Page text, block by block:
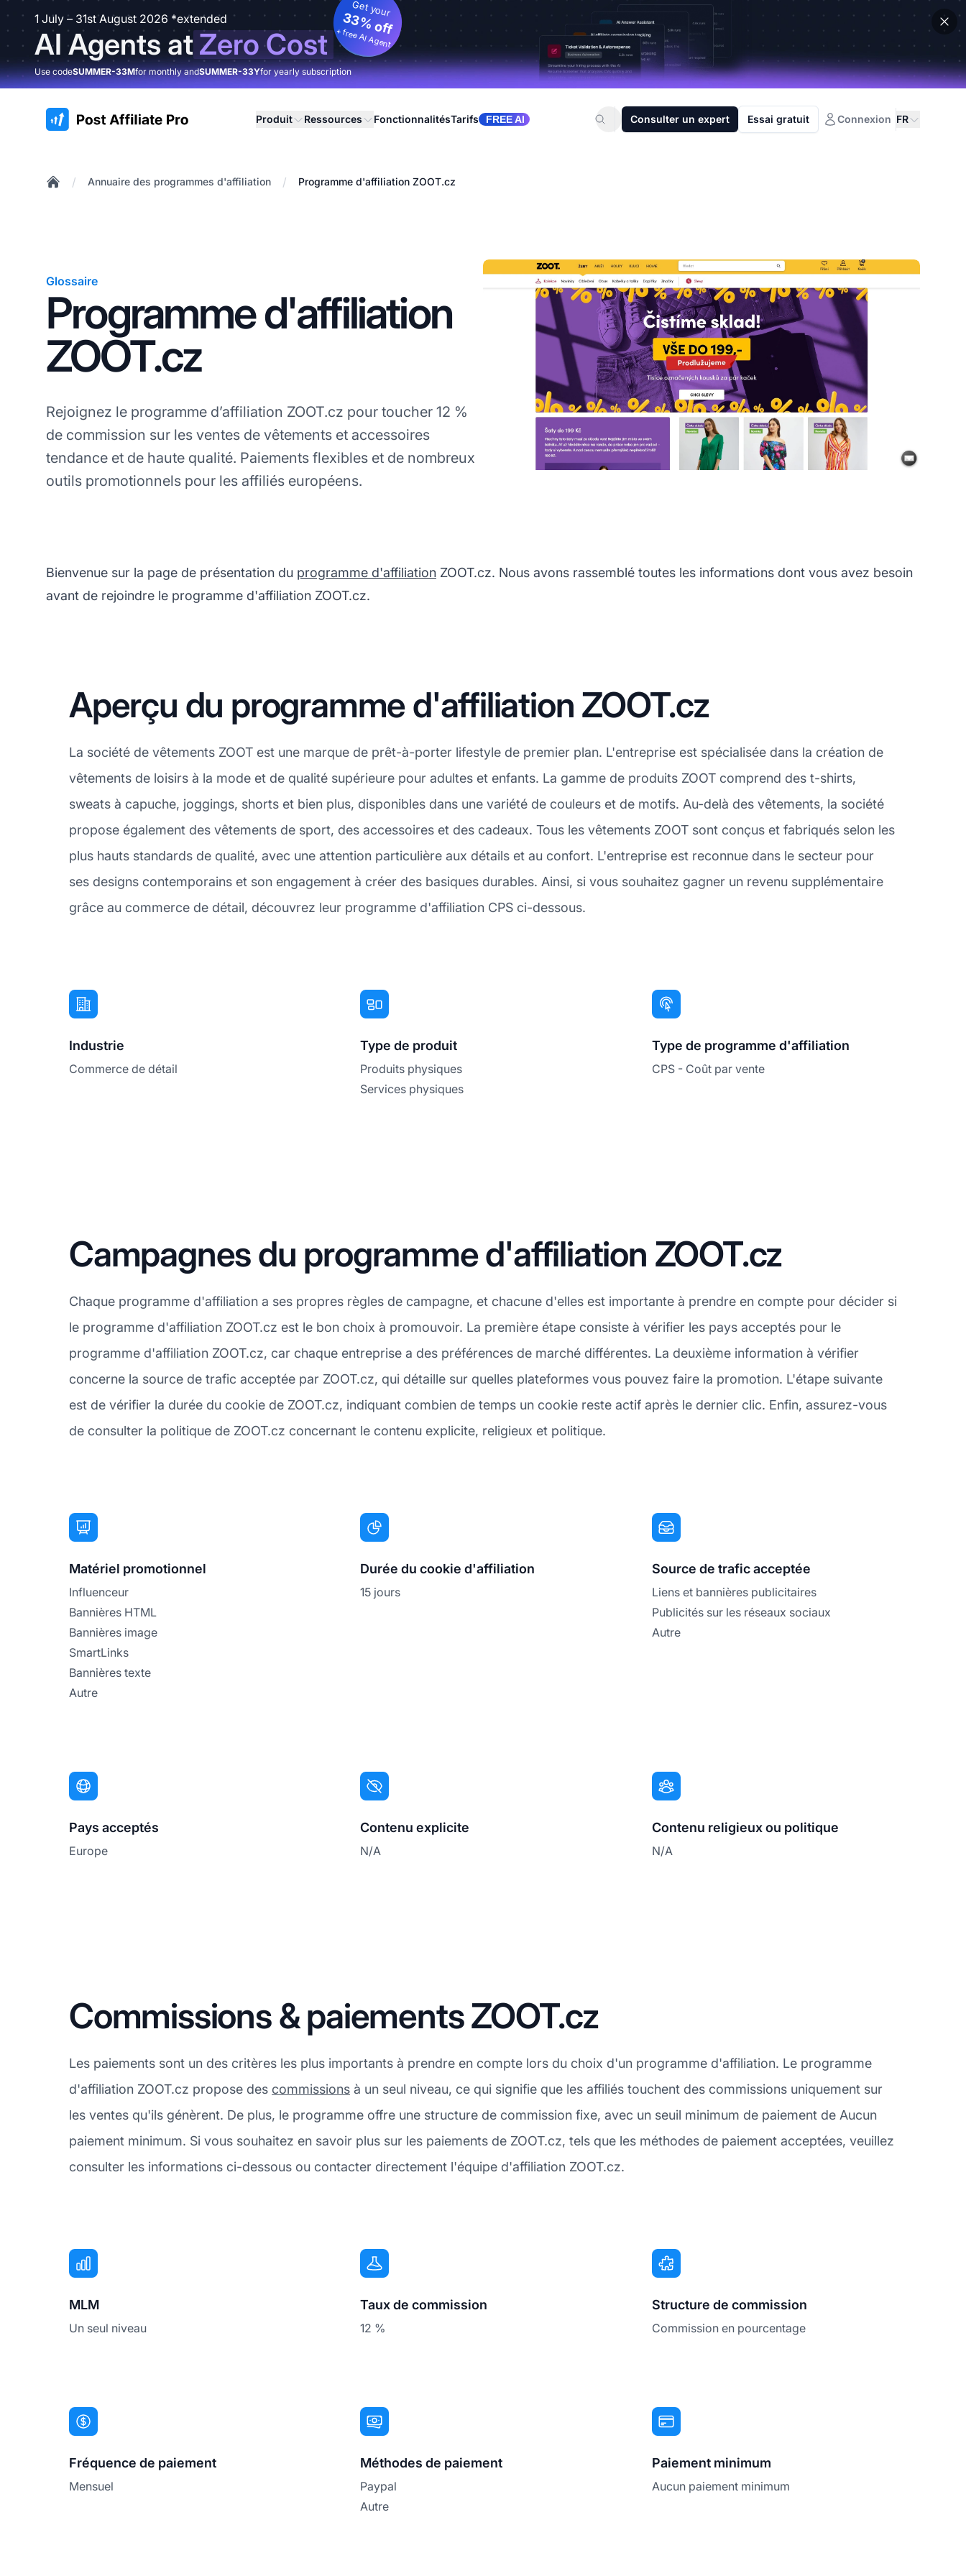
1 July – 31st August 2026 *extended
AI Agents atZero Cost
Get your
33% off
+ free AI Agent
Use codeSUMMER-33Mfor monthly andSUMMER-33Yfor yearly subscription
:site.title Produit Ressources FonctionnalitésTarifs FREE AI Consulter un expert Essai gratuit Connexion FR
/ Annuaire des programmes d'affiliation / Programme d'affiliation ZOOT.cz
Glossaire
Programme d'affiliation
ZOOT.cz
Rejoignez le programme d’affiliation ZOOT.cz pour toucher 12 %
de commission sur les ventes de vêtements et accessoires
tendance et de haute qualité. Paiements flexibles et de nombreux
outils promotionnels pour les affiliés européens.
Bienvenue sur la page de présentation du programme d'affiliation ZOOT.cz. Nous avons rassemblé toutes les informations dont vous avez besoin
avant de rejoindre le programme d'affiliation ZOOT.cz.
Aperçu du programme d'affiliation ZOOT.cz
La société de vêtements ZOOT est une marque de prêt-à-porter lifestyle de premier plan. L'entreprise est spécialisée dans la création de
vêtements de loisirs à la mode et de qualité supérieure pour adultes et enfants. La gamme de produits ZOOT comprend des t-shirts,
sweats à capuche, joggings, shorts et bien plus, disponibles dans une variété de couleurs et de motifs. Au-delà des vêtements, la société
propose également des vêtements de sport, des accessoires et des cadeaux. Tous les vêtements ZOOT sont conçus et fabriqués selon les
plus hauts standards de qualité, avec une attention particulière aux détails et au confort. L'entreprise est reconnue dans le secteur pour
ses designs contemporains et son engagement à créer des basiques durables. Ainsi, si vous souhaitez gagner un revenu supplémentaire
grâce au commerce de détail, découvrez leur programme d'affiliation CPS ci-dessous.
Industrie
Commerce de détail
Type de produit
Produits physiques
Services physiques
Type de programme d'affiliation
CPS - Coût par vente
Campagnes du programme d'affiliation ZOOT.cz
Chaque programme d'affiliation a ses propres règles de campagne, et chacune d'elles est importante à prendre en compte pour décider si
le programme d'affiliation ZOOT.cz est le bon choix à promouvoir. La première étape consiste à vérifier les pays acceptés pour le
programme d'affiliation ZOOT.cz, car chaque entreprise a des préférences de marché différentes. La deuxième information à vérifier
concerne la source de trafic acceptée par ZOOT.cz, qui détaille sur quelles plateformes vous pouvez faire la promotion. L'étape suivante
est de vérifier la durée du cookie de ZOOT.cz, indiquant combien de temps un cookie reste actif après le dernier clic. Enfin, assurez-vous
de consulter la politique de ZOOT.cz concernant le contenu explicite, religieux et politique.
Matériel promotionnel
Influenceur
Bannières HTML
Bannières image
SmartLinks
Bannières texte
Autre
Durée du cookie d'affiliation
15 jours
Source de trafic acceptée
Liens et bannières publicitaires
Publicités sur les réseaux sociaux
Autre
Pays acceptés
Europe
Contenu explicite
N/A
Contenu religieux ou politique
N/A
Commissions & paiements ZOOT.cz
Les paiements sont un des critères les plus importants à prendre en compte lors du choix d'un programme d'affiliation. Le programme
d'affiliation ZOOT.cz propose des commissions à un seul niveau, ce qui signifie que les affiliés touchent des commissions uniquement sur
les ventes qu'ils génèrent. De plus, le programme offre une structure de commission fixe, avec un seuil minimum de paiement de Aucun
paiement minimum. Si vous souhaitez en savoir plus sur les paiements de ZOOT.cz, tels que les méthodes de paiement acceptées, veuillez
consulter les informations ci-dessous ou contacter directement l'équipe d'affiliation ZOOT.cz.
MLM
Un seul niveau
Taux de commission
12 %
Structure de commission
Commission en pourcentage
Fréquence de paiement
Mensuel
Méthodes de paiement
Paypal
Autre
Paiement minimum
Aucun paiement minimum